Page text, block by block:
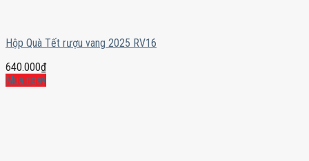
Hộp Quà Tết rượu vang 2025 RV16
640.000₫
Mua ngay